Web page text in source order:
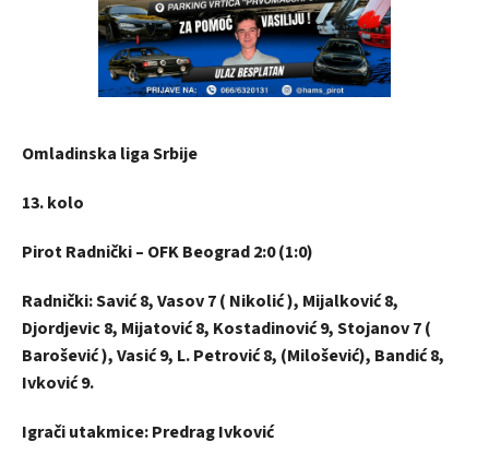
Omladinska liga Srbije
13. kolo
Pirot Radnički – OFK Beograd 2:0 (1:0)
Radnički: Savić 8, Vasov 7 ( Nikolić ), Mijalković 8,
Djordjevic 8, Mijatović 8, Kostadinović 9, Stojanov 7 (
Barošević ), Vasić 9, L. Petrović 8, (Milošević), Bandić 8,
Ivković 9.
Igrači utakmice: Predrag Ivković